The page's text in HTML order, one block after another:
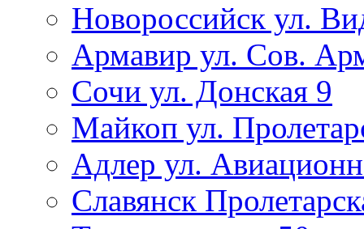
Новороссийск ул.
Армавир ул. Сов.
Сочи ул. Донская 9
Майкоп ул.
Адлер ул.
Славянск